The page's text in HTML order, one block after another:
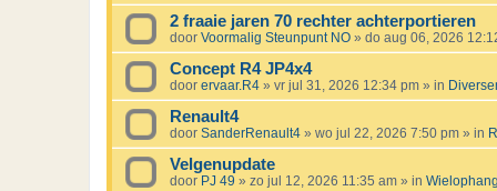
2 fraaie jaren 70 rechter achterportieren
door Voormalig Steunpunt NO » do aug 06, 2026
Concept R4 JP4x4
door ervaar.R4 » vr jul 31, 2026 12:34 pm » in
Renault4
door SanderRenault4 » wo jul 22, 2026 7:50 pm » in
Velgenupdate
door PJ 49 » zo jul 12, 2026 11:35 am » in